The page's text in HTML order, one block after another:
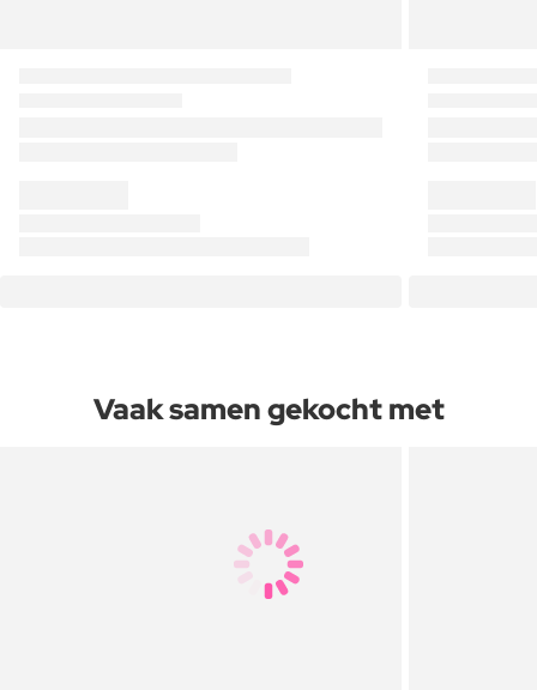
Vaak samen gekocht met